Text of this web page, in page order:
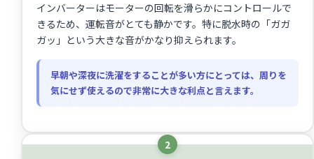
インバーターはモーターの回転を滑らかにコントロールで
きるため、運転音がとても静かです。特に脱水時の「ガガ
ガッ」という大きな音がかなり抑えられます。
早朝や深夜に洗濯をすることが多い方にとっては、周りを
気にせず使えるので非常に大きな利点と言えます。
2